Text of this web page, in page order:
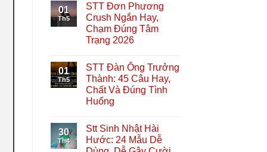
01
Th5
STT Đơn Phương
Crush Ngắn Hay,
Chạm Đúng Tâm
Trạng 2026
01
Th5
STT Đàn Ông Trưởng
Thành: 45 Câu Hay,
Chất Và Đúng Tình
Huống
30
Th4
Stt Sinh Nhật Hài
Hước: 24 Mẫu Dễ